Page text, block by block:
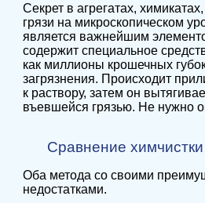
Секрет в агрегатах,
грязи на микроскопическом
является важнейшим
содержит специальное
как миллионы крошечных
загрязнения. Происходит
к раствору, затем он
въевшейся грязью. Не нужно
Сравнение
Оба метода со своими
недостатками.